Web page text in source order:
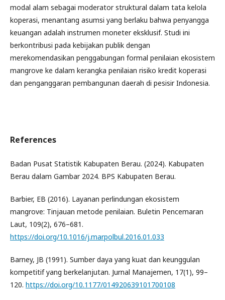
modal alam sebagai moderator struktural dalam tata kelola
koperasi, menantang asumsi yang berlaku bahwa penyangga
keuangan adalah instrumen moneter eksklusif. Studi ini
berkontribusi pada kebijakan publik dengan
merekomendasikan penggabungan formal penilaian ekosistem
mangrove ke dalam kerangka penilaian risiko kredit koperasi
dan penganggaran pembangunan daerah di pesisir Indonesia.
References
Badan Pusat Statistik Kabupaten Berau. (2024). Kabupaten
Berau dalam Gambar 2024. BPS Kabupaten Berau.
Barbier, EB (2016). Layanan perlindungan ekosistem
mangrove: Tinjauan metode penilaian. Buletin Pencemaran
Laut, 109(2), 676–681.
https://doi.org/10.1016/j.marpolbul.2016.01.033
Barney, JB (1991). Sumber daya yang kuat dan keunggulan
kompetitif yang berkelanjutan. Jurnal Manajemen, 17(1), 99–
120. https://doi.org/10.1177/014920639101700108